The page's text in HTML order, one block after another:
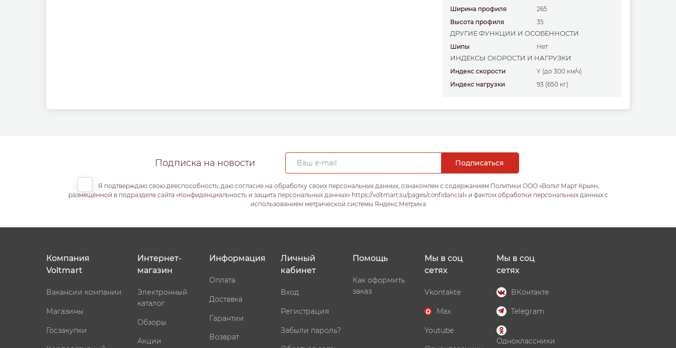
Ширина профиля
265
Высота профиля
35
ДРУГИЕ ФУНКЦИИ И ОСОБЕННОСТИ
Шипы Нет
ИНДЕКСЫ СКОРОСТИ И НАГРУЗКИ
Индекс скорости
Y (до 300 км/ч)
Индекс нагрузки
93 (650 кг)
Подписка на новости
Я подтверждаю свою дееспособность, даю согласие на обработку своих персональных данных, ознакомлен с содержанием Политики ООО «Вольт Март Крым»,
размещённой в подразделе сайта «Конфиденциальность и защита персональных данных» https://voltmart.su/pages/confidancial» и фактом обработки персональных данных с
использованием метрической системы Яндекс.Метрика
Компания
Voltmart
Вакансии компании
Магазины
Госзакупки
Интернет-
магазин
Электронный
каталог
Обзоры
Акции
Информация
Оплата
Доставка
Гарантии
Возврат
Личный
кабинет
Вход
Регистрация
Забыли пароль?
Помощь
Как оформить
заказ
Мы в соц
сетях
Vkontakte
Max
Youtube
Мы в соц
сетях
ВКонтакте
Telegram
Одноклассники